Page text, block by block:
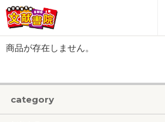
会員登録
ログイン
商品が存在しません。
category